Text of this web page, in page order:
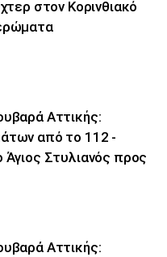
στον Κορινθιακό
Αττικής:
από το 112 -
Άγιος Στυλιανός προς
Αττικής: